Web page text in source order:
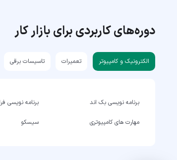
دوره‌های کاربردی برای بازار کار
الکترونیک و کامپیوتر تعمیرات تاسیسات برقی
برنامه نویسی بک اند برنامه نویسی
مهارت های کامپیوتری سیسکو